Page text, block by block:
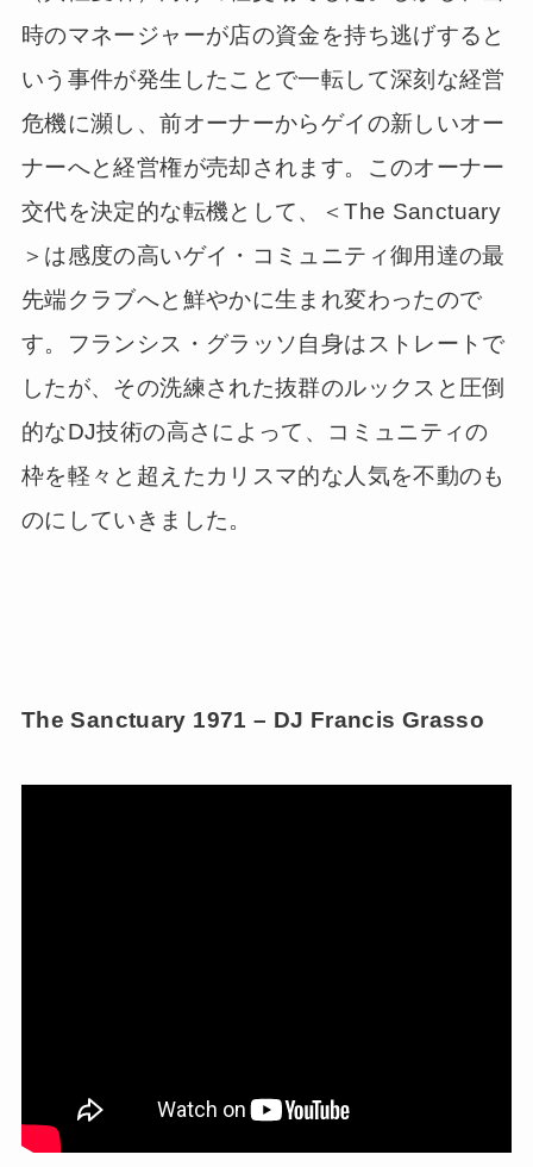
時のマネージャーが店の資金を持ち逃げすると
いう事件が発生したことで一転して深刻な経営
危機に瀕し、前オーナーからゲイの新しいオー
ナーへと経営権が売却されます。このオーナー
交代を決定的な転機として、＜The Sanctuary
＞は感度の高いゲイ・コミュニティ御用達の最
先端クラブへと鮮やかに生まれ変わったので
す。フランシス・グラッソ自身はストレートで
したが、その洗練された抜群のルックスと圧倒
的なDJ技術の高さによって、コミュニティの
枠を軽々と超えたカリスマ的な人気を不動のも
のにしていきました。
The Sanctuary 1971 – DJ Francis Grasso